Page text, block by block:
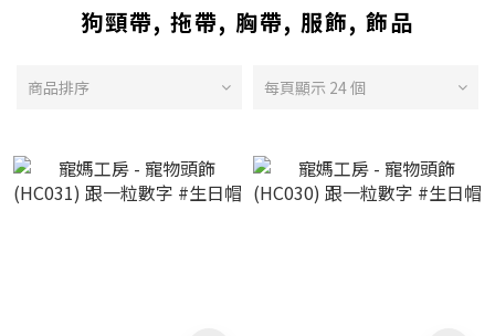
📦滿$150起免香港運費*  |  📦 滿$600起免澳門運費*
狗頸帶, 拖帶, 胸帶, 服飾, 飾品
商品排序 每頁顯示 24 個